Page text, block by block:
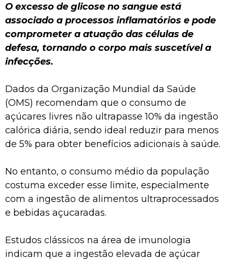
O excesso de glicose no sangue está
associado a processos inflamatórios e pode
comprometer a atuação das células de
defesa, tornando o corpo mais suscetível a
infecções.
Dados da Organização Mundial da Saúde
(OMS) recomendam que o consumo de
açúcares livres não ultrapasse 10% da ingestão
calórica diária, sendo ideal reduzir para menos
de 5% para obter benefícios adicionais à saúde.
No entanto, o consumo médio da população
costuma exceder esse limite, especialmente
com a ingestão de alimentos ultraprocessados
e bebidas açucaradas.
Estudos clássicos na área de imunologia
indicam que a ingestão elevada de açúcar